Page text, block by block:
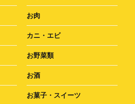
お肉
カニ・エビ
お野菜類
お酒
お菓子・スイーツ